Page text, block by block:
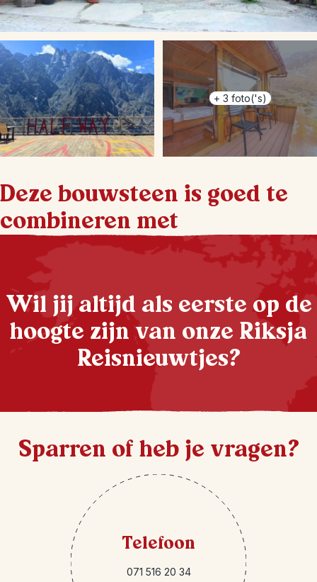
+ 3 foto('s)
Deze bouwsteen is goed te
combineren met
Wil jij altijd als eerste op de
hoogte zijn van onze Riksja
Reisnieuwtjes?
Sparren of heb je vragen?
Telefoon
071 516 20 34